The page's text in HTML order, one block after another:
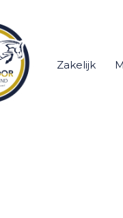
Zakelijk